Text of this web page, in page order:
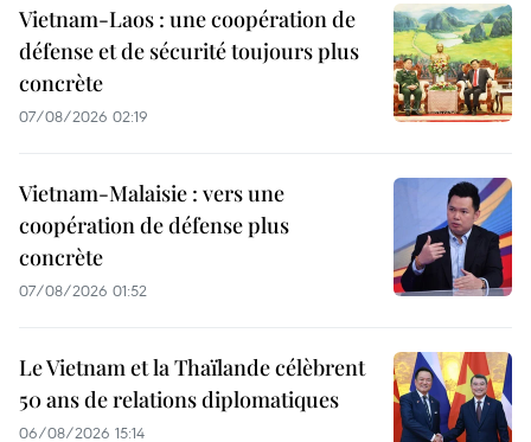
Vietnam-Laos : une coopération de
défense et de sécurité toujours plus
concrète
07/08/2026 02:19
Vietnam-Malaisie : vers une
coopération de défense plus
concrète
07/08/2026 01:52
Le Vietnam et la Thaïlande célèbrent
50 ans de relations diplomatiques
06/08/2026 15:14